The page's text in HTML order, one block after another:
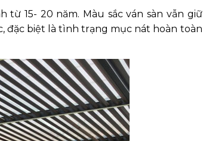
15- 20 năm. Màu sắc ván sàn vẫn giữ
đặc biệt là tình trạng mục nát hoàn toàn